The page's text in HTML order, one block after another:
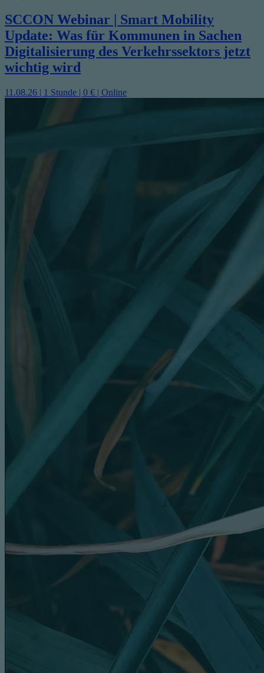
SCCON Webinar | Smart Mobility
Update: Was für Kommunen in Sachen
Digitalisierung des Verkehrssektors jetzt
wichtig wird
11.08.26 | 1 Stunde | 0 € | Online